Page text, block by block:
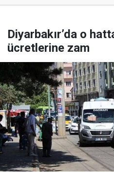
Diyarbakır’da o
ücretlerine zam